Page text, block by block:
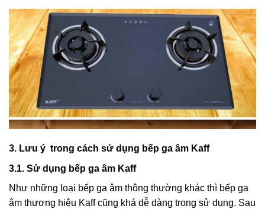
3. Lưu ý trong cách sử dụng bếp ga âm Kaff
3.1. Sử dụng bếp ga âm Kaff
Như những loại bếp ga âm thông thường khác thì bếp ga
âm thương hiệu Kaff cũng khá dễ dàng trong sử dụng. Sau